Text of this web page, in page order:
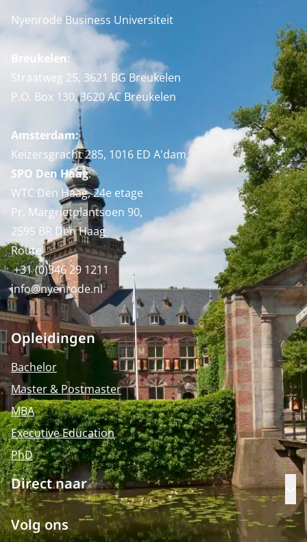
Nyenrode Business Universiteit
Breukelen:
Straatweg 25, 3621 BG Breukelen
P.O. Box 130, 3620 AC Breukelen
Amsterdam:
Keizersgracht 285, 1016 ED A'dam
SPO Den Haag:
WTC Den Haag, 24e etage
Pr. Margrietplantsoen 90,
2595 BR Den Haag
Route
+31 (0)346 29 1211
info@nyenrode.nl
Opleidingen
Bachelor
Master & Postmaster
MBA
Executive Education
PhD
Direct naar
Volg ons